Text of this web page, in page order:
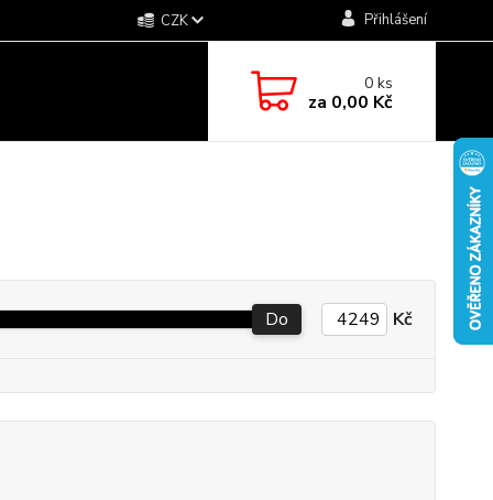
CZK Přihlášení
0ks
za 0,00 Kč
Do Kč